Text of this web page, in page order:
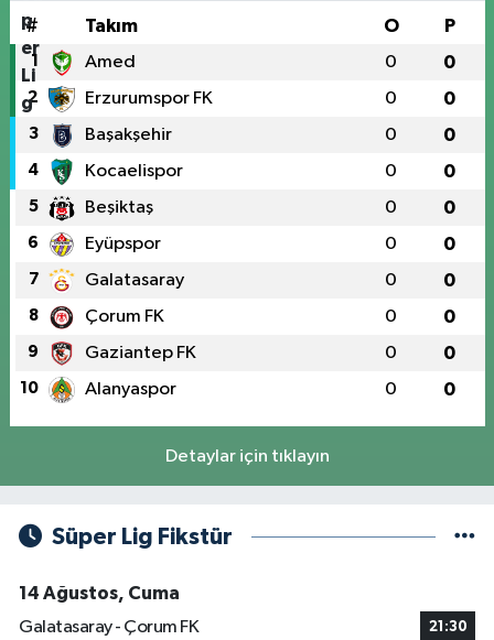
# Takım O P
1 Amed 0 0
2 Erzurumspor FK 0 0
3 Başakşehir 0 0
4 Kocaelispor 0 0
5 Beşiktaş 0 0
6 Eyüpspor 0 0
7 Galatasaray 0 0
8 Çorum FK 0 0
9 Gaziantep FK 0 0
10 Alanyaspor 0 0
Detaylar için tıklayın
Süper Lig Fikstür
14 Ağustos, Cuma
Galatasaray - Çorum FK
21:30